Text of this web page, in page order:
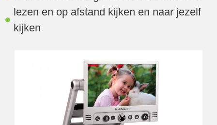
lezen en op afstand kijken en naar jezelf
kijken